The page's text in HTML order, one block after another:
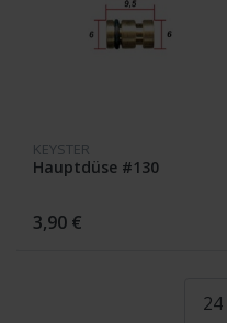
KEYSTER
Hauptdüse #130
3,90 €
24